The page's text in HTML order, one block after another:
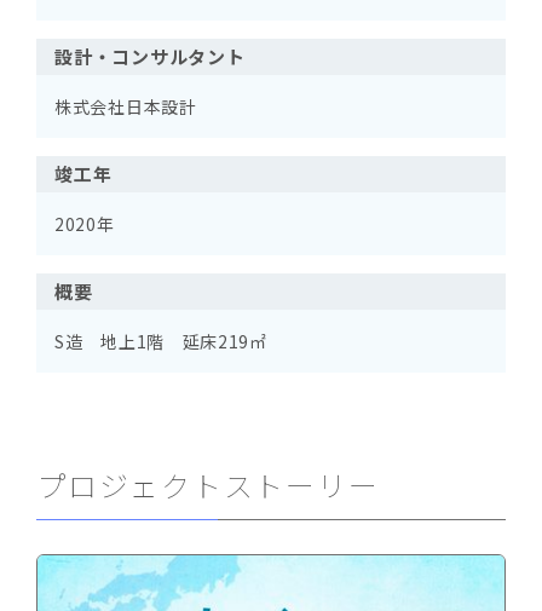
設計・コンサルタント
株式会社日本設計
竣工年
2020年
概要
S造 地上1階 延床219㎡
プロジェクトストーリー